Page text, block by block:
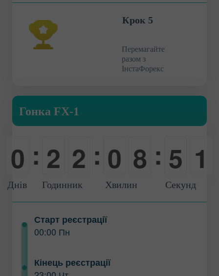
Крок 5
Перемагайте
разом з
ІнстаФорекс
Гонка FX-1
0
-
: 2
0
2
0
: 0
-
8
0
: 5
0
0
1
Днів Годинник Хвилин Секунд
Старт реєстрації
00:00 Пн
Кінець реєстрації